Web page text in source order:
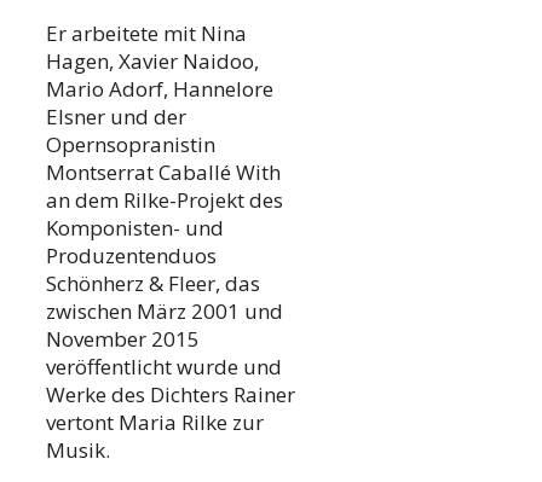
Er arbeitete mit Nina
Hagen, Xavier Naidoo,
Mario Adorf, Hannelore
Elsner und der
Opernsopranistin
Montserrat Caballé With
an dem Rilke-Projekt des
Komponisten- und
Produzentenduos
Schönherz & Fleer, das
zwischen März 2001 und
November 2015
veröffentlicht wurde und
Werke des Dichters Rainer
vertont Maria Rilke zur
Musik.